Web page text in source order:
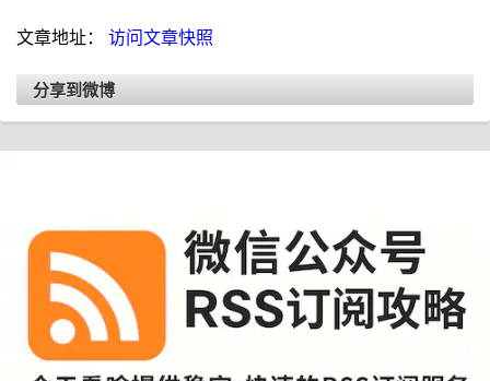
文章地址： 访问文章快照
分享到微博